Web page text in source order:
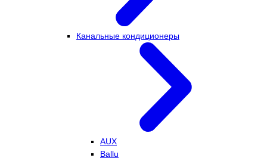
Канальные кондиционеры
AUX
Ballu